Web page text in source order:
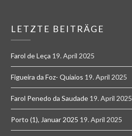
LETZTE BEITRÄGE
Farol de Leça 19. April 2025
Figueira da Foz- Quiaios 19. April 2025
Farol Penedo da Saudade 19. April 2025
Porto (1), Januar 2025 19. April 2025